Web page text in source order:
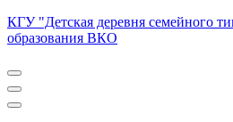
Перейти
к
(нажмите
Enter)
КГУ "Детская деревня семейного
образования ВКО